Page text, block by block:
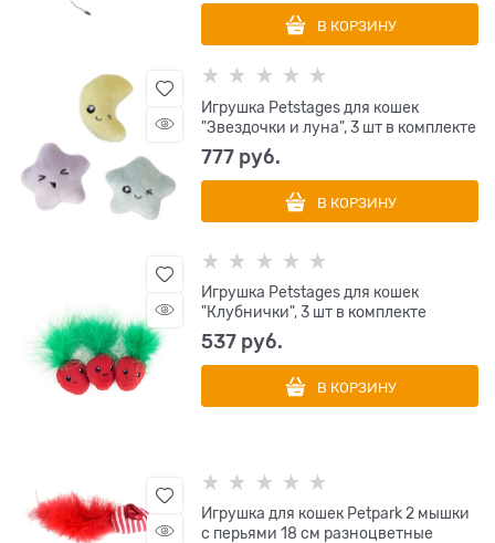
В КОРЗИНУ
Игрушка Petstages для кошек
"Звездочки и луна", 3 шт в комплекте
777 руб.
В КОРЗИНУ
Игрушка Petstages для кошек
"Клубнички", 3 шт в комплекте
537 руб.
В КОРЗИНУ
Игрушка для кошек Petpark 2 мышки
с перьями 18 см разноцветные